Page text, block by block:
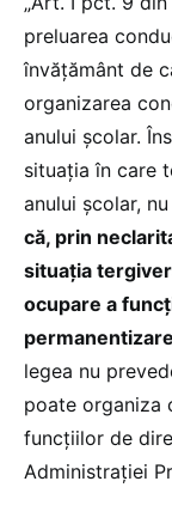
preluarea
învățământ de
organizarea
anului școlar.
situația în care
anului școlar,
că, prin
situația
ocupare a
legea nu
poate organiza
funcțiilor de
Administrației